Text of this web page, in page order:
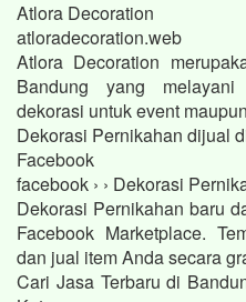
Atlora Decoration
atloradecoration.web
Atlora Decoration
Bandung yang
dekorasi untuk event
Dekorasi Pernikahan dijual
Facebook
facebook › › Dekorasi
Dekorasi Pernikahan baru
Facebook Marketplace.
dan jual item Anda secara
Cari Jasa Terbaru di